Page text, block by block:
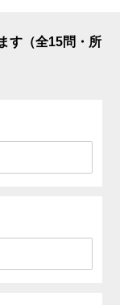
す（全15問・所